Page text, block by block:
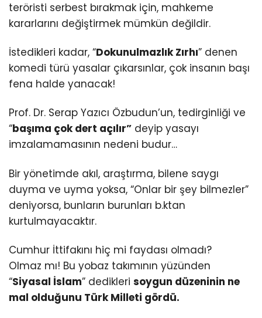
teröristi serbest bırakmak için, mahkeme
kararlarını değiştirmek mümkün değildir.
İstedikleri kadar, “Dokunulmazlık Zırhı” denen
komedi türü yasalar çıkarsınlar, çok insanın başı
fena halde yanacak!
Prof. Dr. Serap Yazıcı Özbudun’un, tedirginliği ve
“başıma çok dert açılır” deyip yasayı
imzalamamasının nedeni budur…
Bir yönetimde akıl, araştırma, bilene saygı
duyma ve uyma yoksa, “Onlar bir şey bilmezler”
deniyorsa, bunların burunları b.ktan
kurtulmayacaktır.
Cumhur İttifakını hiç mi faydası olmadı?
Olmaz mı! Bu yobaz takımının yüzünden
“Siyasal İslam” dedikleri soygun düzeninin ne
mal olduğunu Türk Milleti gördü.